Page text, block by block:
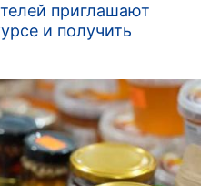
приглашают
и получить